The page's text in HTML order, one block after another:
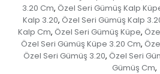
3.20 Cm, Özel Seri Gümüş Kalp
Kalp 3.20, Özel Seri Gümüş Kalp
Kalp Cm, Özel Seri Gümüş Küpe,
Özel Seri Gümüş Küpe 3.20 Cm,
Özel Seri Gümüş 3.20, Özel Seri
Gümüş Cm,